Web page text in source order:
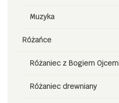
Muzyka
Różańce
Różaniec z Bogiem Ojcem
Różaniec drewniany